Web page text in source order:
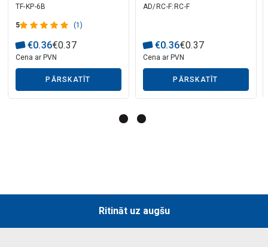
Mākslīgā intelekta apraksts
Mākslīgā intelekta apraksts
TF-KP-6B
5 (1)
€0.36€0.37
Cena ar PVN
PĀRSKATĪT
AD/RC-F:RC-F
€0.36€0.37
Cena ar PVN
PĀRSKATĪT
Ritināt uz augšu